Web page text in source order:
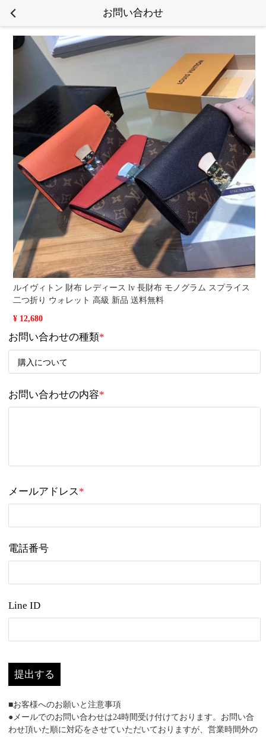
お問い合わせ
ルイヴィトン 財布 レディース lv 長財布 モノグラム スプライス
二つ折り ウォレット 高級 新品 送料無料
¥ 12,680
お問い合わせの種類*
お問い合わせの内容*
メールアドレス*
電話番号
Line ID
提出する
■お客様へのお願いと注意事項
●メールでのお問い合わせは24時間受け付けております。お問い合
わせ頂いた順に対応をさせていただいておりますが、営業時間外の